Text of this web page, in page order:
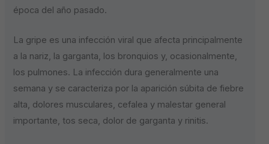
época del año pasado.
La gripe es una infección viral que afecta principalmente
a la nariz, la garganta, los bronquios y, ocasionalmente,
los pulmones. La infección dura generalmente una
semana y se caracteriza por la aparición súbita de fiebre
alta, dolores musculares, cefalea y malestar general
importante, tos seca, dolor de garganta y rinitis.